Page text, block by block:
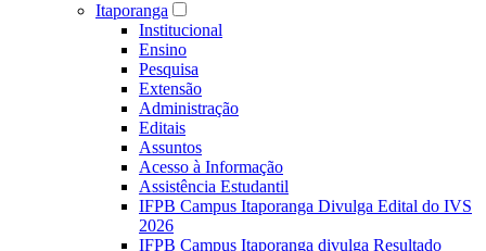
Itaporanga
Institucional
Ensino
Pesquisa
Extensão
Administração
Editais
Assuntos
Acesso à Informação
Assistência Estudantil
IFPB Campus Itaporanga Divulga Edital do IVS
2026
IFPB Campus Itaporanga divulga Resultado